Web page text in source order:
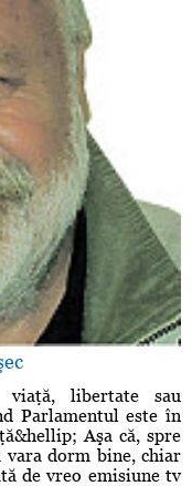
libertate sau
Parlamentul este în
Aşa că, spre
vara dorm bine, chiar
de vreo emisiune tv